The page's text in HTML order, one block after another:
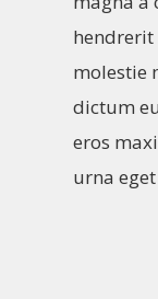
hendrerit
molestie
dictum
eros
urna